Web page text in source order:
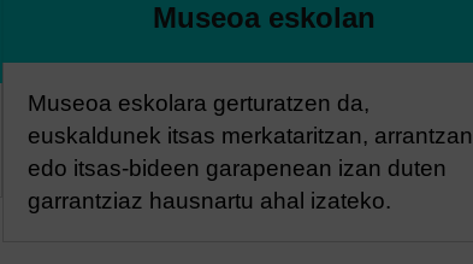
Museoa eskolan
Museoa eskolara gerturatzen da,
euskaldunek itsas merkataritzan, arrantzan
edo itsas-bideen garapenean izan duten
garrantziaz hausnartu ahal izateko.